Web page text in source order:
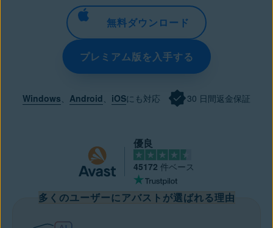
無料ダウンロード
プレミアム版を入手する
Windows、 Android、 iOSにも対応 30 日間返金保証
優良
45172 件ベース
多くのユーザーにアバストが選ばれる理由